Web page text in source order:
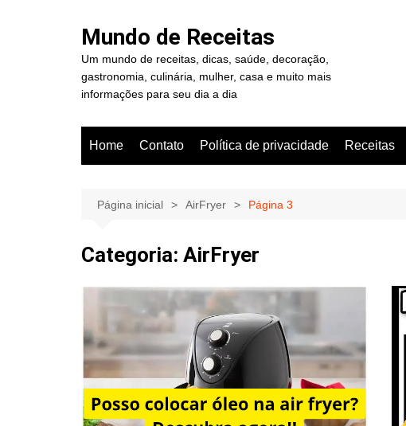
Mundo de Receitas
Um mundo de receitas, dicas, saúde, decoração,
gastronomia, culinária, mulher, casa e muito mais
informações para seu dia a dia
Home Contato Política de privacidade Receitas
Página inicial AirFryer Página 3
Categoria: AirFryer